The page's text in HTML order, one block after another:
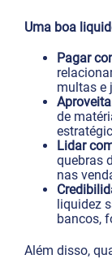
Uma boa
Pagar
multas e
de
Lidar
quebras
nas
liquidez
bancos,
Além disso,